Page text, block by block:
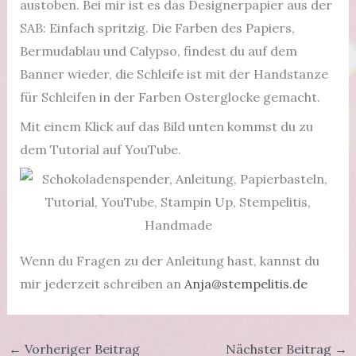
austoben. Bei mir ist es das Designerpapier aus der
SAB: Einfach spritzig. Die Farben des Papiers,
Bermudablau und Calypso, findest du auf dem
Banner wieder, die Schleife ist mit der Handstanze
für Schleifen in der Farben Osterglocke gemacht.
Mit einem Klick auf das Bild unten kommst du zu
dem Tutorial auf YouTube.
Wenn du Fragen zu der Anleitung hast, kannst du
mir jederzeit schreiben an Anja@stempelitis.de
← Vorheriger Beitrag Nächster Beitrag →